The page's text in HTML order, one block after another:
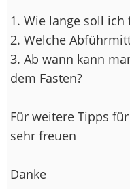
1. Wie lange soll ich
2. Welche
3. Ab wann kann
dem Fasten?
Für weitere Tipps
sehr freuen
Danke